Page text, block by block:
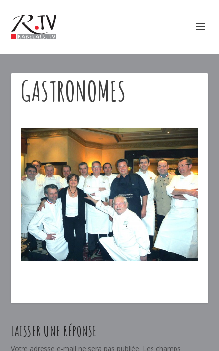
GASTRONOMES
LAISSER UNE RÉPONSE
Votre adresse e-mail ne sera pas publiée. Les champs